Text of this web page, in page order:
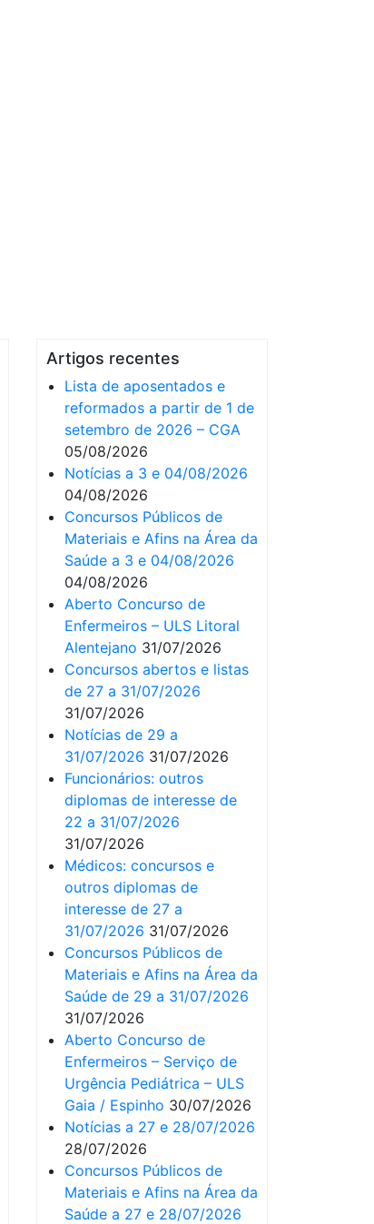
Artigos recentes
Lista de aposentados e
reformados a partir de 1 de
setembro de 2026 – CGA
05/08/2026
Notícias a 3 e 04/08/2026
04/08/2026
Concursos Públicos de
Materiais e Afins na Área da
Saúde a 3 e 04/08/2026
04/08/2026
Aberto Concurso de
Enfermeiros – ULS Litoral
Alentejano 31/07/2026
Concursos abertos e listas
de 27 a 31/07/2026
31/07/2026
Notícias de 29 a
31/07/2026 31/07/2026
Funcionários: outros
diplomas de interesse de
22 a 31/07/2026
31/07/2026
Médicos: concursos e
outros diplomas de
interesse de 27 a
31/07/2026 31/07/2026
Concursos Públicos de
Materiais e Afins na Área da
Saúde de 29 a 31/07/2026
31/07/2026
Aberto Concurso de
Enfermeiros – Serviço de
Urgência Pediátrica – ULS
Gaia / Espinho 30/07/2026
Notícias a 27 e 28/07/2026
28/07/2026
Concursos Públicos de
Materiais e Afins na Área da
Saúde a 27 e 28/07/2026